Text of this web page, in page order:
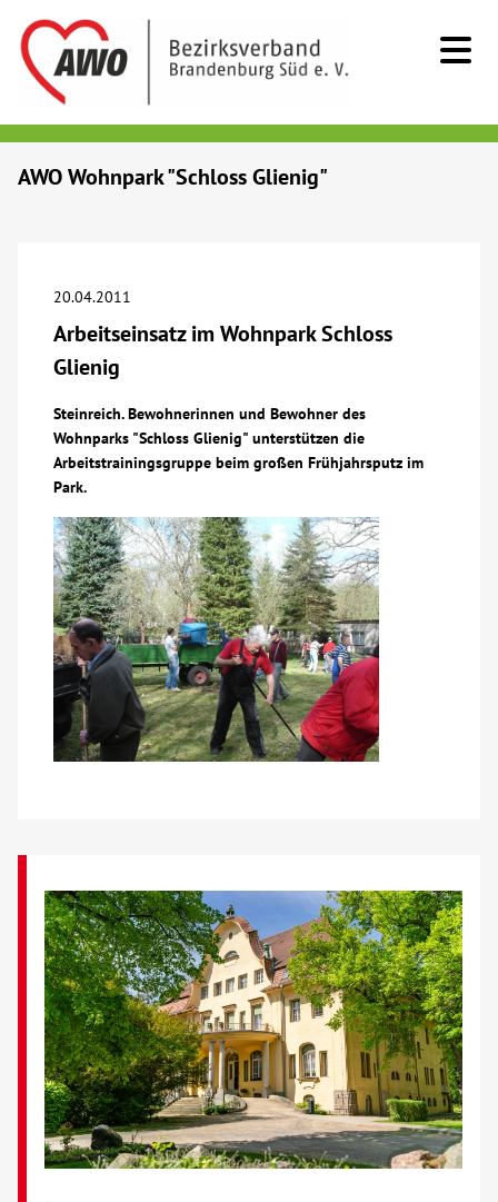
Beratung & Hilfe
Begegnung
Bildung
Über uns
Veranstaltungen
Spenden
Mitmachen
Glossar
Suche
Kontakt
AWO BB Süd
AWO Wohnpark "Schloss Glienig"
20.04.2011
Arbeitseinsatz im Wohnpark Schloss
Glienig
Steinreich. Bewohnerinnen und Bewohner des
Wohnparks "Schloss Glienig" unterstützen die
Arbeitstrainingsgruppe beim großen Frühjahrsputz im
Park.